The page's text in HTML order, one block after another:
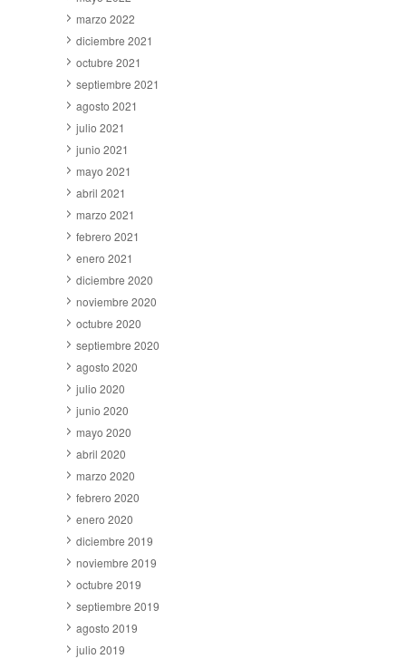
marzo 2022
diciembre 2021
octubre 2021
septiembre 2021
agosto 2021
julio 2021
junio 2021
mayo 2021
abril 2021
marzo 2021
febrero 2021
enero 2021
diciembre 2020
noviembre 2020
octubre 2020
septiembre 2020
agosto 2020
julio 2020
junio 2020
mayo 2020
abril 2020
marzo 2020
febrero 2020
enero 2020
diciembre 2019
noviembre 2019
octubre 2019
septiembre 2019
agosto 2019
julio 2019